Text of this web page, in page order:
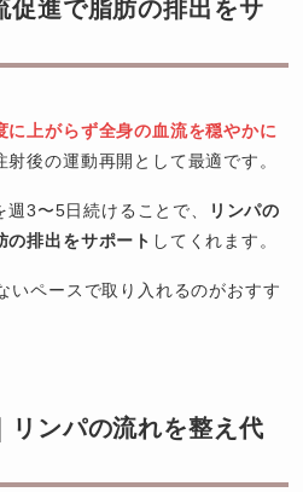
促進で脂肪の排出をサ
に上がらず全身の血流を穏やかに
射後の運動再開として最適です。
3〜5日続けることで、
リンパの
の排出をサポート してくれます。
いペースで取り入れるのがおすす
リンパの流れを整え代